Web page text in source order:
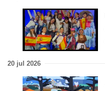
20 jul 2026